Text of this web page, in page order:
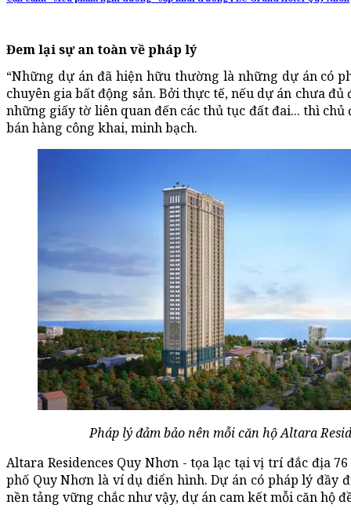
Đem lại sự an toàn về pháp lý
“Những dự án đã hiện hữu thường là những dự án có
chuyên gia bất động sản. Bởi thực tế, nếu dự án chưa
những giấy tờ liên quan đến các thủ tục đất đai... thì
bán hàng công khai, minh bạch.
Pháp lý đảm bảo nên mỗi căn hộ Altara
Altara Residences Quy Nhơn - tọa lạc tại vị trí đắc địa
phố Quy Nhơn là ví dụ điển hình. Dự án có pháp lý đầy
nền tảng vững chắc như vậy, dự án cam kết mỗi căn hộ